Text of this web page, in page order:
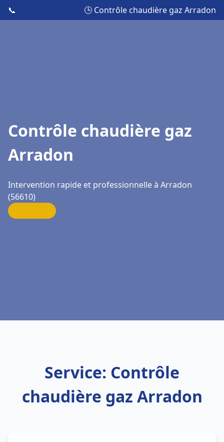
📞 🕒 Contrôle chaudière gaz Arradon
Contrôle chaudière gaz
Arradon
Intervention rapide et professionnelle à Arradon
(56610)
Service: Contrôle
chaudière gaz Arradon